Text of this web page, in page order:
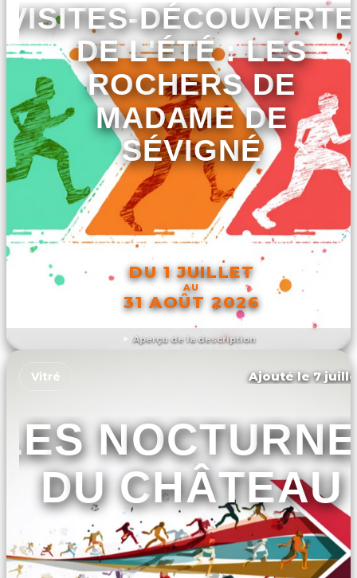
Aperçu de la description
VISITES-
DE L'ÉTÉ : LES
ROCHERS DE
MADAME DE
SÉVIGNÉ
DU 1 JUILLET
AU
31 AOÛT 2026
DÉCOUVRIR L'ÉVÉNEMENT
Vitré Ajouté le 7
DU CHÂTEAU